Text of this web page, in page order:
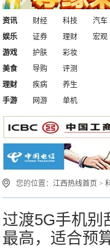
资讯 财经 科技
汽车
娱乐
证券 理财 宏观
游戏
护肤
彩妆
美食
导购 评测
理财
疾病
养生
手游
网游 单机
您的位置：江西热线首页 >
过渡5G手机别
最高，适合预